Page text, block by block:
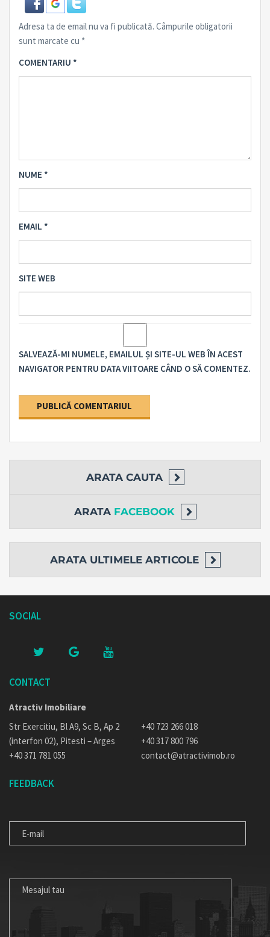
Adresa ta de email nu va fi publicată. Câmpurile obligatorii
sunt marcate cu *
COMENTARIU *
NUME *
EMAIL *
SITE WEB
SALVEAZĂ-MI NUMELE, EMAILUL ȘI SITE-UL WEB ÎN ACEST
NAVIGATOR PENTRU DATA VIITOARE CÂND O SĂ COMENTEZ.
ARATA CAUTA
ARATA FACEBOOK
ARATA ULTIMELE ARTICOLE
SOCIAL
CONTACT
Atractiv Imobiliare
Str Exercitiu, Bl A9, Sc B, Ap 2
(interfon 02), Pitesti – Arges
+40 371 781 055
+40 723 266 018
+40 317 800 796
contact@atractivimob.ro
FEEDBACK
MAIL
TAU